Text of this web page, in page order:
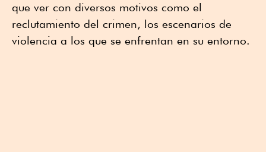
que ver con diversos motivos como el
reclutamiento del crimen, los escenarios de
violencia a los que se enfrentan en su entorno.